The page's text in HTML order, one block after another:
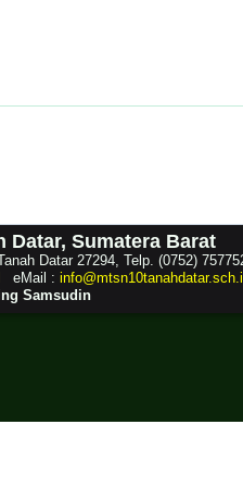
Datar, Sumatera Barat
Datar 27294, Telp. (0752)
eMail :
Samsudin